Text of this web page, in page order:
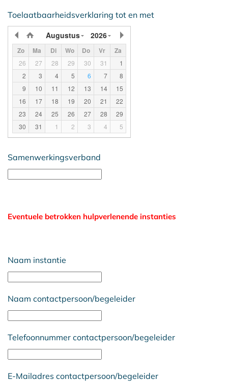
Toelaatbaarheidsverklaring tot en met
Augustus
2026
Zo Ma Di Wo Do Vr Za
26 27 28 29 30 31
1
2
3 4 5 6 7
8
9
10 11 12 13 14
15
16
17 18 19 20 21
22
23
24 25 26 27 28
29
30
31 1 2 3 4 5
Samenwerkingsverband
Eventuele betrokken hulpverlenende instanties
Naam instantie
Naam contactpersoon/begeleider
Telefoonnummer contactpersoon/begeleider
E-Mailadres contactpersoon/begeleider